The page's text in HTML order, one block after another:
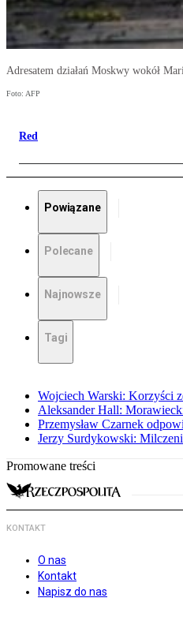
Adresatem działań Moskwy wokół
Foto: AFP
Red
Powiązane
Polecane
Najnowsze
Tagi
Wojciech Warski: Korzyści
Aleksander Hall:
Przemysław Czarnek
Jerzy Surdykowski:
Promowane treści
KONTAKT
O nas
Kontakt
Napisz do nas